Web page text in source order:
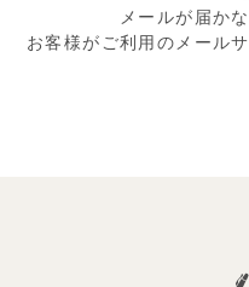
メールが届か
お客様がご利用のメール